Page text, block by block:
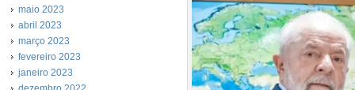
maio 2023
abril 2023
março 2023
fevereiro 2023
janeiro 2023